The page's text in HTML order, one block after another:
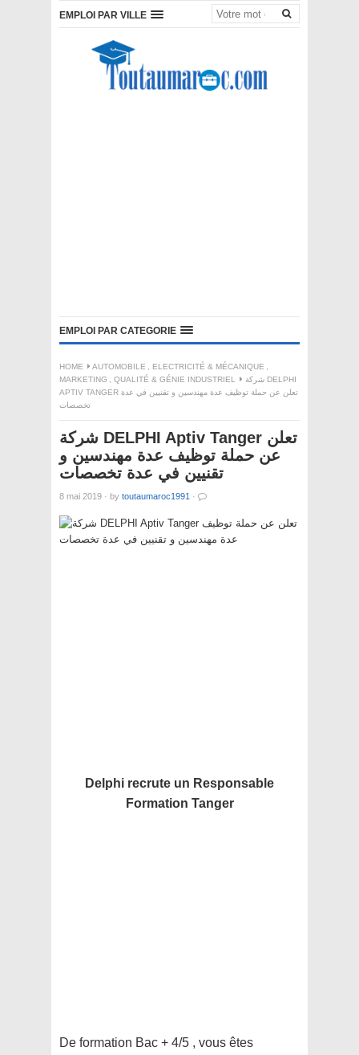
EMPLOI PAR VILLE
EMPLOI PAR CATEGORIE
HOME AUTOMOBILE , ELECTRICITÉ & MÉCANIQUE ,
MARKETING , QUALITÉ & GÉNIE INDUSTRIEL
شركة DELPHI
APTIV TANGER تعلن عن حملة توظيف عدة مهندسين و تقنيين في عدة
تخصصات
شركة DELPHI Aptiv Tanger تعلن
عن حملة توظيف عدة مهندسين و
تقنيين في عدة تخصصات
8 mai 2019 · by toutaumaroc1991 ·
Delphi recrute un Responsable
Formation Tanger
De formation Bac + 4/5 , vous êtes